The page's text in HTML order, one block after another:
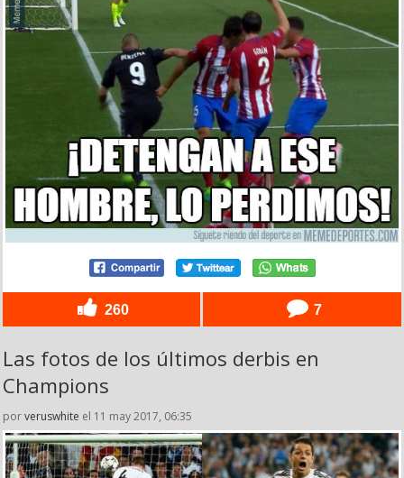
260 7
Las fotos de los últimos derbis en
Champions
porveruswhite el 11 may 2017, 06:35